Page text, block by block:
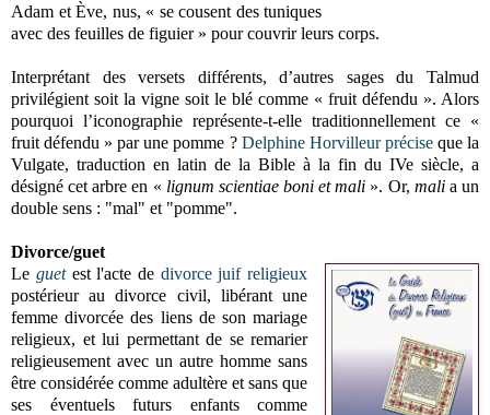
Adam et Ève, nus, « se cousent des tuniques
avec des feuilles de figuier » pour couvrir leurs corps.
Interprétant des versets différents, d’autres sages du Talmud
privilégient soit la vigne soit le blé comme « fruit défendu ». Alors
pourquoi l’iconographie représente-t-elle traditionnellement ce «
fruit défendu » par une pomme ? Delphine Horvilleur préciseque la
Vulgate, traduction en latin de la Bible à la fin du IVe siècle, a
désigné cet arbre en « lignum scientiae boni et mali ». Or, mali a un
double sens : "mal" et "pomme".
Divorce/guet
Le guet est l'acte de divorce juif religieux
postérieur au divorce civil, libérant une
femme divorcée des liens de son mariage
religieux, et lui permettant de se remarier
religieusement avec un autre homme sans
être considérée comme adultère et sans que
ses éventuels futurs enfants comme